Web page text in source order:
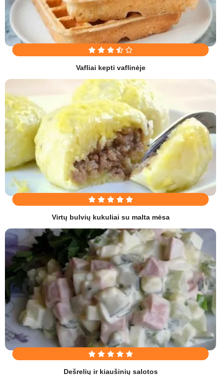
Vafliai kepti vaflinėje
Virtų bulvių kukuliai su malta mėsa
Dešrelių ir kiaušinių salotos